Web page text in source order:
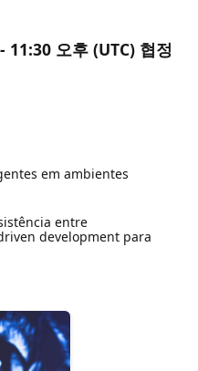
오후 (UTC) 협정
em ambientes
entre
development para